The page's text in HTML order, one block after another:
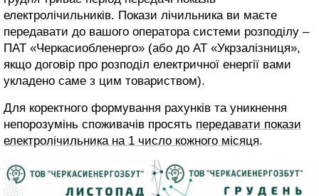
електролічильників. Покази лічильника ви маєте
передавати до вашого оператора системи розподілу –
ПАТ «Черкасиобленерго» (або до АТ «Укрзалізниця»,
якщо договір про розподіл електричної енергії вами
укладено саме з цим товариством).
Для коректного формування рахунків та уникнення
непорозумінь споживачів просять передавати покази
електролічильника на 1 число кожного місяця.